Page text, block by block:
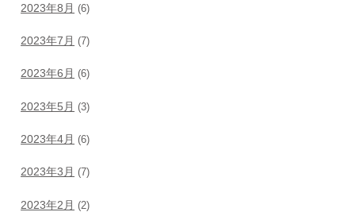
2023年8月 (6)
2023年7月 (7)
2023年6月 (6)
2023年5月 (3)
2023年4月 (6)
2023年3月 (7)
2023年2月 (2)